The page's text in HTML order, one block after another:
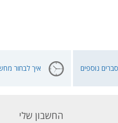
נוספים איך לבחור
החשבון שלי